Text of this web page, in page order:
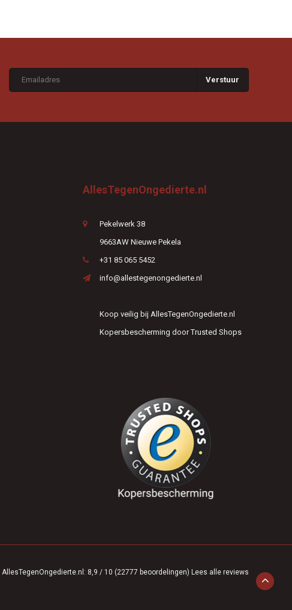
Verstuur
AllesTegenOngedierte.nl
Pekelwerk 38
9663AW Nieuwe Pekela
+31 85 065 5452
info@allestegenongedierte.nl
Koop veilig bij AllesTegenOngedierte.nl
Kopersbescherming door Trusted Shops
AllesTegenOngedierte.nl : 8,9 / 10 (22777 beoordelingen) Lees alle reviews